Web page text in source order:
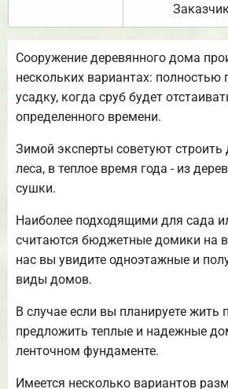
Сооружение деревянного дома
нескольких вариантах: полностью
усадку, когда сруб будет
определенного времени.
Зимой эксперты советуют
леса, в теплое время года - из
сушки.
Наиболее подходящими для сада
считаются бюджетные домики на
нас вы увидите одноэтажные и
виды домов.
В случае если вы планируете жить
предложить теплые и надежные
ленточном фундаменте.
Имеется несколько вариантов